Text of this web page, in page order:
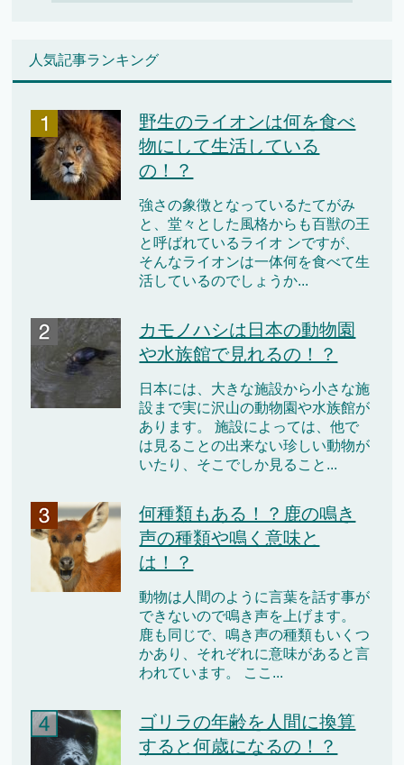
人気記事ランキング
野生のライオンは何を食べ
物にして生活している
の！？
強さの象徴となっているたてがみ
と、堂々とした風格からも百獣の王
と呼ばれているライオ ンですが、
そんなライオンは一体何を食べて生
活しているのでしょうか...
カモノハシは日本の動物園
や水族館で見れるの！？
日本には、大きな施設から小さな施
設まで実に沢山の動物園や水族館が
あります。 施設によっては、他で
は見ることの出来ない珍しい動物が
いたり、そこでしか見ること...
何種類もある！？鹿の鳴き
声の種類や鳴く意味と
は！？
動物は人間のように言葉を話す事が
できないので鳴き声を上げます。
鹿も同じで、鳴き声の種類もいくつ
かあり、それぞれに意味があると言
われています。 ここ...
ゴリラの年齢を人間に換算
すると何歳になるの！？